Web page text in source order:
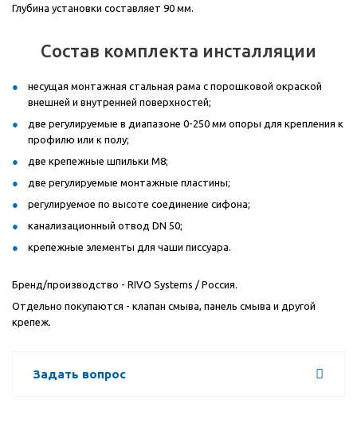
Глубина установки составляет 90 мм.
Состав комплекта инсталляции
несущая монтажная стальная рама с порошковой окраской
внешней и внутренней поверхностей;
две регулируемые в диапазоне 0-250 мм опоры для крепления к
профилю или к полу;
две крепежные шпильки M8;
две регулируемые монтажные пластины;
регулируемое по высоте соединение сифона;
канализационный отвод DN 50;
крепежные элементы для чаши писсуара.
Бренд/производство - RIVO Systems / Россия.
Отдельно покупаются - клапан смыва, панель смыва и другой
крепеж.
Задать вопрос